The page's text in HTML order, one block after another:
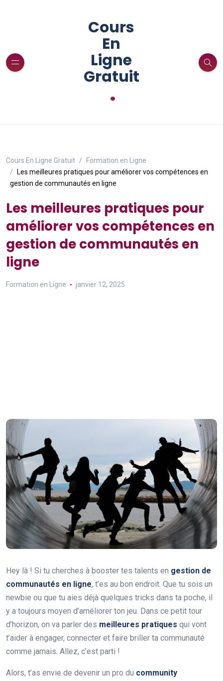
Cours
En
Ligne
Gratuit
.
Cours En Ligne Gratuit
Formation en Ligne
Les meilleures pratiques pour améliorer vos compétences en
gestion de communautés en ligne
Les meilleures pratiques pour
améliorer vos compétences en
gestion de communautés en
ligne
Formation en Ligne janvier 12, 2025
Hey là ! Si tu cherches à booster tes talents en gestion de
communautés en ligne, t’es au bon endroit. Que tu sois un
newbie ou que tu aies déjà quelques tricks dans ta poche, il
y a toujours moyen d’améliorer ton jeu. Dans ce petit tour
d’horizon, on va parler des meilleures pratiques qui vont
t’aider à engager, connecter et faire briller ta communauté
comme jamais. Allez, c’est parti !
Alors, t’as envie de devenir un pro du community